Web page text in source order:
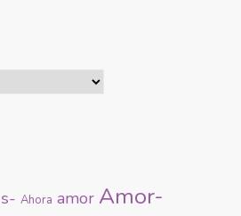
Ahora amor Amor-